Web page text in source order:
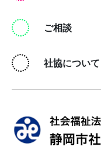
ご相談
社協について